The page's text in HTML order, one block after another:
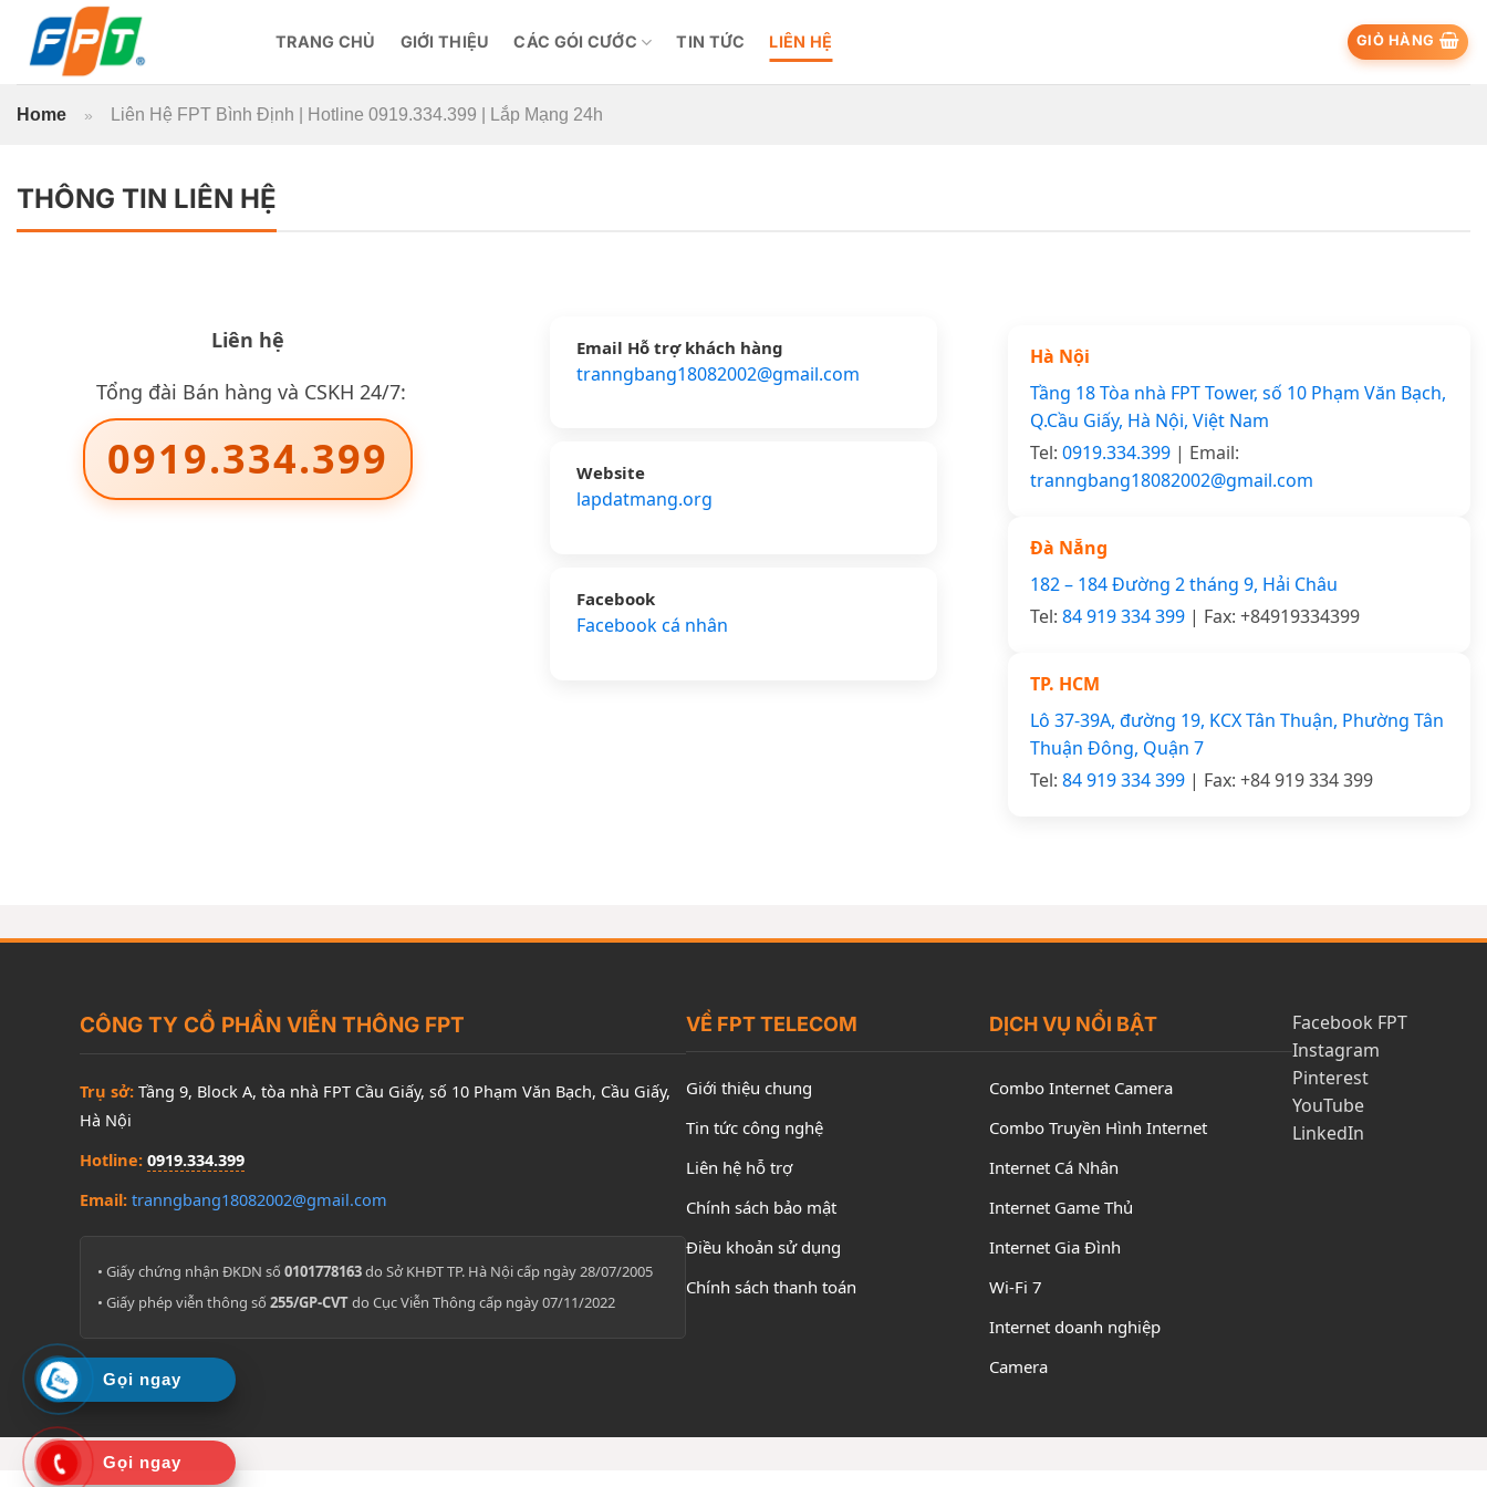
TRANG CHỦ GIỚI THIỆU CÁC GÓI CƯỚC TIN TỨC LIÊN HỆ GIỎ HÀNG
Home » Liên Hệ FPT Bình Định | Hotline 0919.334.399 | Lắp Mạng 24h
THÔNG TIN LIÊN HỆ
Liên hệ
Tổng đài Bán hàng và CSKH 24/7:
0919.334.399
Email Hỗ trợ khách hàng
tranngbang18082002@gmail.com
Website
lapdatmang.org
Facebook
Facebook cá nhân
Hà Nội
Tầng 18 Tòa nhà FPT Tower, số 10 Phạm Văn Bạch,
Q.Cầu Giấy, Hà Nội, Việt Nam
Tel: 0919.334.399 | Email:
tranngbang18082002@gmail.com
Đà Nẵng
182 – 184 Đường 2 tháng 9, Hải Châu
Tel: 84 919 334 399 | Fax: +84919334399
TP. HCM
Lô 37-39A, đường 19, KCX Tân Thuận, Phường Tân
Thuận Đông, Quận 7
Tel: 84 919 334 399 | Fax: +84 919 334 399
CÔNG TY CỔ PHẦN VIỄN THÔNG FPT
Trụ sở: Tầng 9, Block A, tòa nhà FPT Cầu Giấy, số 10 Phạm Văn Bạch, Cầu Giấy,
Hà Nội
Hotline: 0919.334.399
Email: tranngbang18082002@gmail.com
• Giấy chứng nhận ĐKDN số 0101778163do Sở KHĐT TP. Hà Nội cấp ngày 28/07/2005
• Giấy phép viễn thông số 255/GP-CVTdo Cục Viễn Thông cấp ngày 07/11/2022
VỀ FPT TELECOM
Giới thiệu chung
Tin tức công nghệ
Liên hệ hỗ trợ
Chính sách bảo mật
Điều khoản sử dụng
Chính sách thanh toán
DỊCH VỤ NỔI BẬT
Combo Internet Camera
Combo Truyền Hình Internet
Internet Cá Nhân
Internet Game Thủ
Internet Gia Đình
Wi-Fi 7
Internet doanh nghiệp
Camera
Facebook FPT
Instagram
Pinterest
YouTube
LinkedIn
Gọi ngay
Gọi ngay